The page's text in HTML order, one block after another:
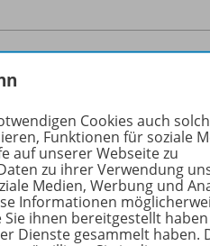
Cookies auch
Funktionen für soziale
auf unserer Webseite zu
zu ihrer Verwendung
Medien, Werbung und
Informationen
ihnen bereitgestellt
Dienste gesammelt haben.